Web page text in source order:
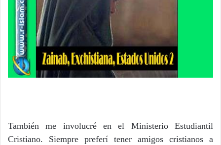
También me involucré en el Ministerio Estudiantil
Cristiano. Siempre preferí tener amigos cristianos a